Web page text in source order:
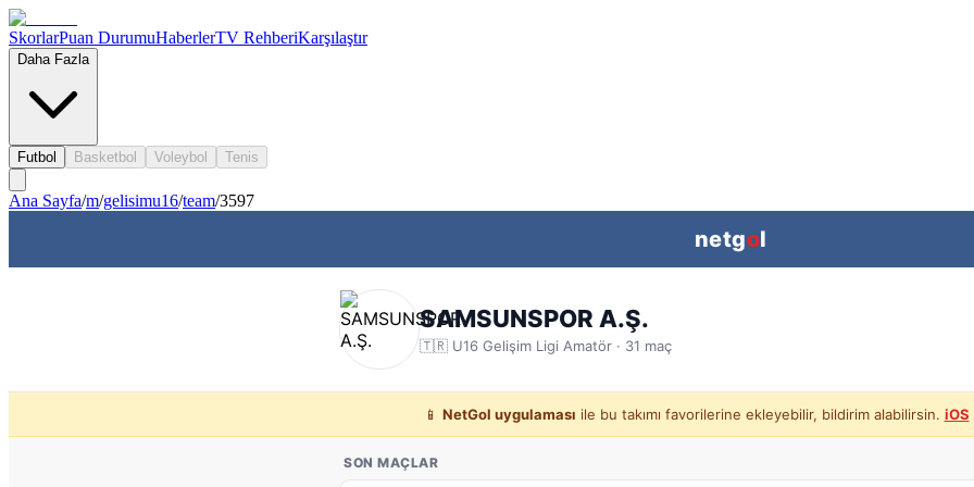
SkorlarPuan DurumuHaberlerTV RehberiKarşılaştır
Daha Fazla
Futbol Basketbol Voleybol Tenis
Ana Sayfa/m/gelisimu16/team/3597
netgol
SAMSUNSPOR A.Ş.
🇹🇷 U16 Gelişim Ligi Amatör · 31 maç
📱 NetGol uygulaması ile bu takımı favorilerine ekleyebilir, bildirim alabilirsin. iOS
SON MAÇLAR